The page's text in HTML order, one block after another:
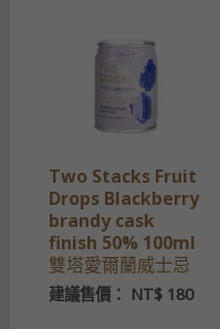
Two Stacks Fruit
Drops Blackberry
brandy cask
finish 50% 100ml
雙塔愛爾蘭威士忌
建議售價： NT$180